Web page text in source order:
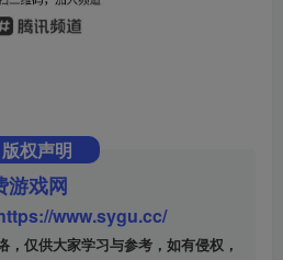
版权声明
游戏网
www.sygu.cc/
，仅供大家学习与参考，如有侵权，